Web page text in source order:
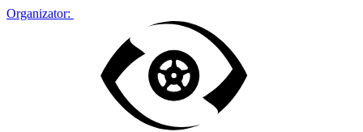
Organizator: